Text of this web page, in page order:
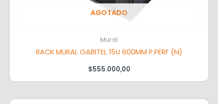
AGOTADO
Mural
RACK MURAL GABITEL 15U 600MM P.PERF (N)
$555.000,00